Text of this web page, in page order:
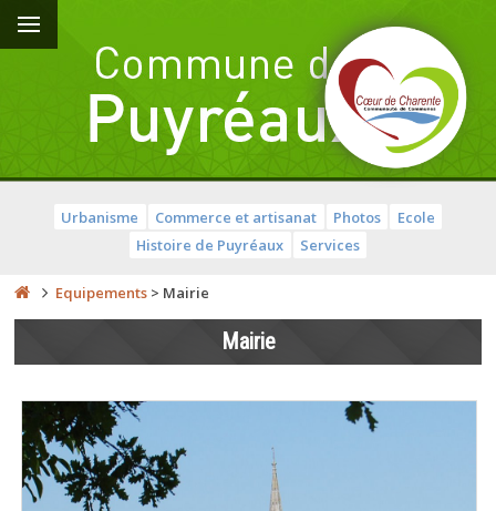
Urbanisme Commerce et artisanat Photos
Ecole
Histoire de Puyréaux
Services
Equipements > Mairie
Mairie